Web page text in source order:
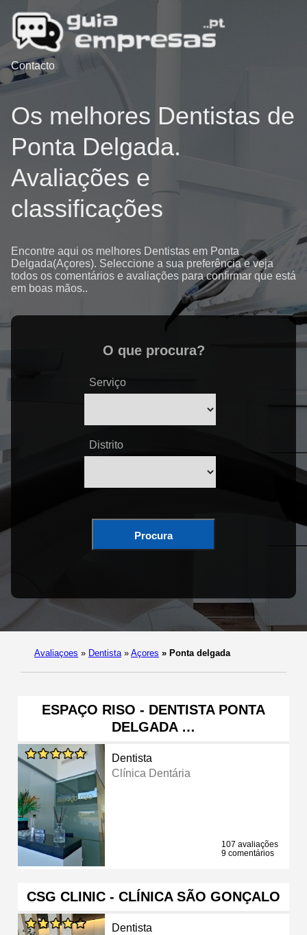
Contacto
Os melhores Dentistas de
Ponta Delgada.
Avaliações e
classificações
Encontre aqui os melhores Dentistas em Ponta
Delgada(Açores). Seleccione a sua preferência e veja
todos os comentários e avaliações para confirmar que está
em boas mãos..
O que procura?
Serviço
Distrito
Procura
Avaliaçoes » Dentista » Açores » Ponta delgada
ESPAÇO RISO - DENTISTA PONTA
DELGADA …
Dentista
Clínica Dentária
107 avaliações
9 comentários
CSG CLINIC - CLÍNICA SÃO GONÇALO
Dentista